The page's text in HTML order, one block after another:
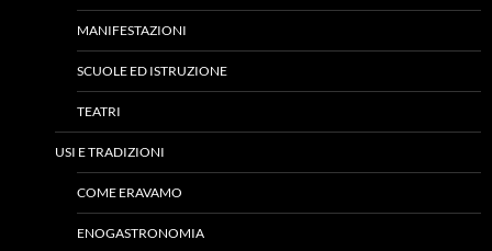
MANIFESTAZIONI
SCUOLE ED ISTRUZIONE
TEATRI
USI E TRADIZIONI
COME ERAVAMO
ENOGASTRONOMIA